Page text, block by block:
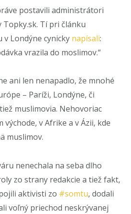
postavili administrátori
Tí pri článku
Londýne cynicky napísali:
vrazila do moslimov.“
ani len nenapadlo, že mnohé
– Paríži, Londýne, či
muslimovia. Nehovoriac
v Afrike a v Ázii, kde
muslimov.
nenechala na seba dlho
zo strany redakcie a tiež fakt,
aktivisti zo #somtu, dodali
voľný priechod neskrývanej